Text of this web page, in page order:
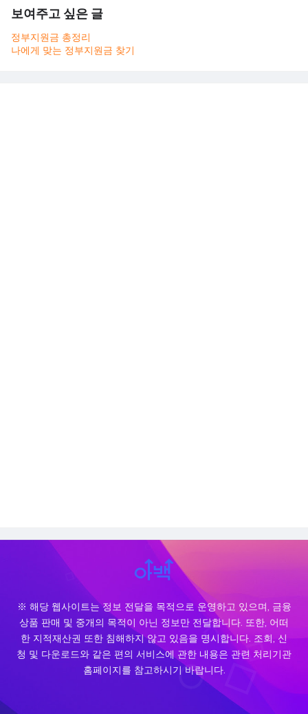
보여주고 싶은 글
정부지원금 총정리
나에게 맞는 정부지원금 찾기
※ 해당 웹사이트는 정보 전달을 목적으로 운영하고 있으며, 금융
상품 판매 및 중개의 목적이 아닌 정보만 전달합니다. 또한, 어떠
한 지적재산권 또한 침해하지 않고 있음을 명시합니다. 조회, 신
청 및 다운로드와 같은 편의 서비스에 관한 내용은 관련 처리기관
홈페이지를 참고하시기 바랍니다.